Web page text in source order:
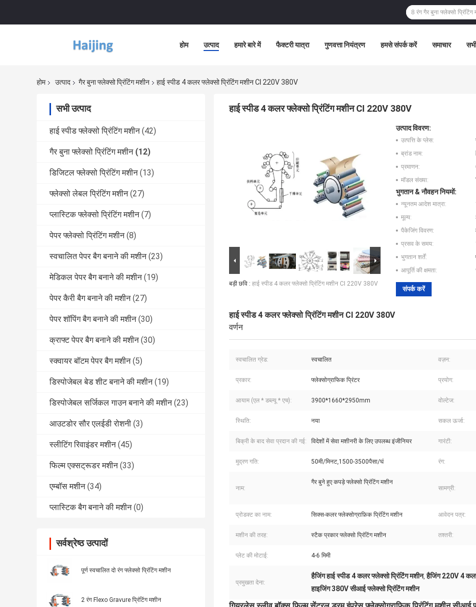
होम उत्पाद हमारे बारे में फैक्टरी यात्रा गुणवत्ता नियंत्रण हमसे संपर्क करें समाचार
होम उत्पाद गैर बुना फ्लेक्सो प्रिंटिंग मशीन हाई स्पीड 4 कलर फ्लेक्सो प्रिंटिंग मशीन CI 220V 380V
सभी उत्पाद
हाई स्पीड फ्लेक्सो प्रिंटिंग मशीन (42)
गैर बुना फ्लेक्सो प्रिंटिंग मशीन (12)
डिजिटल फ्लेक्सो प्रिंटिंग मशीन (13)
फ्लेक्सो लेबल प्रिंटिंग मशीन (27)
प्लास्टिक फ्लेक्सो प्रिंटिंग मशीन (7)
पेपर फ्लेक्सो प्रिंटिंग मशीन (8)
स्वचालित पेपर बैग बनाने की मशीन (23)
मेडिकल पेपर बैग बनाने की मशीन (19)
पेपर कैरी बैग बनाने की मशीन (27)
पेपर शॉपिंग बैग बनाने की मशीन (30)
क्राफ्ट पेपर बैग बनाने की मशीन (30)
स्क्वायर बॉटम पेपर बैग मशीन (5)
डिस्पोजेबल बेड शीट बनाने की मशीन (19)
डिस्पोजेबल सर्जिकल गाउन बनाने की मशीन (23)
आउटडोर सौर एलईडी रोशनी (3)
स्लीटिंग रिवाइंडर मशीन (45)
फिल्म एक्सट्रूडर मशीन (33)
एम्बॉस मशीन (34)
प्लास्टिक बैग बनाने की मशीन (0)
सर्वश्रेष्ठ उत्पादों
पूर्ण स्वचालित दो रंग फ्लेक्सो प्रिंटिंग मशीन
2 रंग Flexo Gravure प्रिंटिंग मशीन
हाई स्पीड 4 कलर फ्लेक्सो प्रिंटिंग मशीन CI 220V 380V
बड़ी छवि : हाई स्पीड 4 कलर फ्लेक्सो प्रिंटिंग मशीन CI 220V 380V
उत्पाद विवरण:
उत्पत्ति के प्लेस:
ब्रांड नाम:
प्रमाणन:
मॉडल संख्या:
भुगतान & नौवहन नियमों:
न्यूनतम आदेश मात्रा:
मूल्य:
पैकेजिंग विवरण:
प्रसव के समय:
भुगतान शर्तें:
आपूर्ति की क्षमता:
संपर्क करें
हाई स्पीड 4 कलर फ्लेक्सो प्रिंटिंग मशीन CI 220V 380V
वर्णन
स्वचालित ग्रेड: स्वचालित वज़न:
प्रकार: फ्लेक्सोग्राफिक प्रिंटर प्रयोग:
आयाम (एल * डब्ल्यू * एच): 3900*1660*2950mm वोल्टेज:
स्थि‍ति: नया सकल ऊर्जा:
बिक्री के बाद सेवा प्रदान की गई: विदेशों में सेवा मशीनरी के लिए उपलब्ध इंजीनियर गारंटी:
मुद्रण गति: 50मी/मिनट,1500-3500पैसा/घं रंग:
नाम:
गैर बुने हुए कपड़े फ्लेक्सो प्रिंटिंग मशीन
सामग्री:
प्रोडक्ट का नाम: सिक्स-कलर फ्लेक्सोग्राफ़िक प्रिंटिंग मशीन आवेदन पत्र:
मशीन की तरह: स्टैक प्रकार फ्लेक्सो प्रिंटिंग मशीन तश्तरी:
प्लेट की मोटाई: 4-6 मिमी
प्रमुखता देना:
हैजिंग हाई स्पीड 4 कलर फ्लेक्सो प्रिंटिंग मशीन,हैजिंग 220V 4
हाइजिंग 380V सीआई फ्लेक्सो प्रिंटिंग मशीन